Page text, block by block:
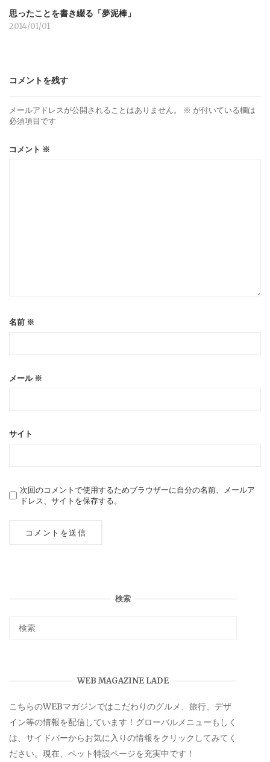
思ったことを書き綴る「夢泥棒」
2014/01/01
コメントを残す
メールアドレスが公開されることはありません。 ※ が付いている欄は
必須項目です
コメント ※
名前 ※
メール ※
サイト
次回のコメントで使用するためブラウザーに自分の名前、メールア
ドレス、サイトを保存する。
検索
WEB MAGAZINE LADE
こちらのWEBマガジンではこだわりのグルメ、旅行、デザ
イン等の情報を配信しています！グローバルメニューもしく
は、サイドバーからお気に入りの情報をクリックしてみてく
ださい。現在、ペット特設ページを充実中です！